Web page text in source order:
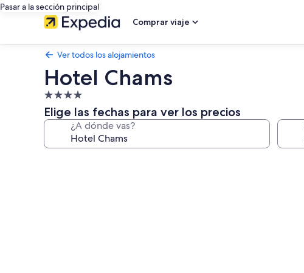
Pasar a la sección principal
Comprar viaje
Ver todos los alojamientos
Hotel Chams
Alojamiento
de
4.0 estrellas
Elige las fechas para ver los precios
¿A dónde vas?